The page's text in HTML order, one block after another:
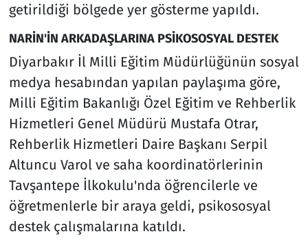
getirildiği bölgede yer gösterme yapıldı.
NARİN'İN ARKADAŞLARINA PSİKOSOSYAL DESTEK
Diyarbakır İl Milli Eğitim Müdürlüğünün sosyal
medya hesabından yapılan paylaşıma göre,
Milli Eğitim Bakanlığı Özel Eğitim ve Rehberlik
Hizmetleri Genel Müdürü Mustafa Otrar,
Rehberlik Hizmetleri Daire Başkanı Serpil
Altuncu Varol ve saha koordinatörlerinin
Tavşantepe İlkokulu'nda öğrencilerle ve
öğretmenlerle bir araya geldi, psikososyal
destek çalışmalarına katıldı.